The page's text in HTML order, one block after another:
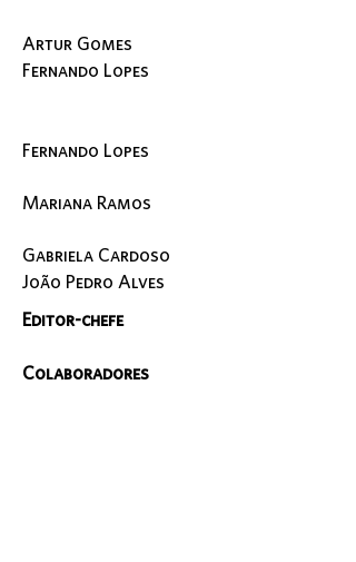
Artur Gomes
Fernando Lopes
Fernando Lopes
Mariana Ramos
Gabriela Cardoso
João Pedro Alves
Editor-chefe
Colaboradores